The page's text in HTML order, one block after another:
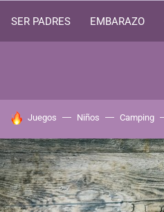
SER PADRES EMBARAZO
HOY SE HABLA DE
Juegos Niños Camping